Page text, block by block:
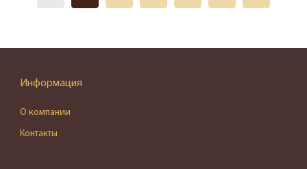
Информация
О компании
Контакты